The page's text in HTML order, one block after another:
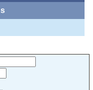
:
93 95 42 00